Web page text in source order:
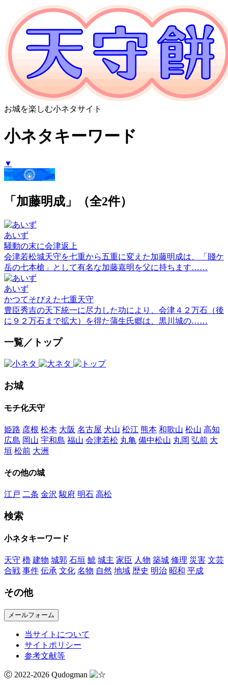
お城を楽しむ小ネタサイト
小ネタキーワード
▼
「加藤明成」（全2件）
あいず
騒動の末に会津返上
会津若松城天守を七重から五重に変えた加藤明成は、「賤ケ
岳の七本槍」として有名な加藤嘉明を父に持ちます……
あいず
かつてそびえた七重天守
豊臣秀吉の天下統一に尽力した功により、会津４２万石（後
に９２万石まで拡大）を得た蒲生氏郷は、黒川城の……
一覧／トップ
お城
モチ化天守
姫路 彦根 松本 大阪 名古屋 犬山 松江 熊本 和歌山 松山 高知
広島 岡山 宇和島 福山 会津若松 丸亀 備中松山 丸岡 弘前 大
垣 松前 大洲
その他の城
江戸 二条 金沢 駿府 明石 高松
検索
小ネタキーワード
天守 櫓 建物 城郭 石垣 鯱 城主 家臣 人物 築城 修理 災害 文芸
合戦 事件 伝承 文化 名物 自然 地域 歴史 明治 昭和 平成
その他
メールフォーム
当サイトについて
サイトポリシー
参考文献等
Ⓒ 2022-2026 Qudogman